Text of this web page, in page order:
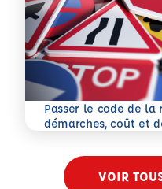
Passer le code de
démarches, coût et
En savoir plus
VOIR